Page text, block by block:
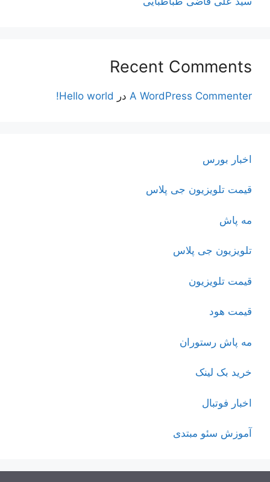
Recent Comments
A WordPress Commenter در Hello world!
اخبار بورس
قیمت تلویزیون جی پلاس
مه پاش
تلویزیون جی پلاس
قیمت تلویزیون
قیمت هود
مه پاش رستوران
خرید بک لینک
اخبار فوتبال
آموزش سئو مبتدی